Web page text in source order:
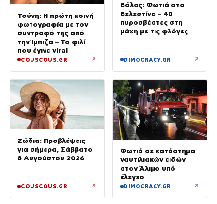
Τούνη: Η πρώτη κοινή
φωτογραφία με τον
σύντροφό της από
την Ίμπιζα – Το φιλί
που έγινε viral
COUSCOUS.GR ↗
Βόλος: Φωτιά στο
Βελεστίνο – 40
πυροσβέστες στη
μάχη με τις φλόγες
DIMOCRACY.GR ↗
Ζώδια: Προβλέψεις
για σήμερα, Σάββατο
8 Αυγούστου 2026
COUSCOUS.GR ↗
Φωτιά σε κατάστημα
ναυτιλιακών ειδών
στον Άλιμο υπό
έλεγχο
DIMOCRACY.GR ↗